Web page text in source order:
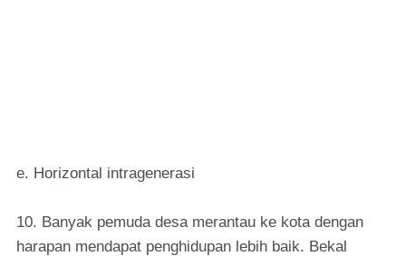
e. Horizontal intragenerasi
10. Banyak pemuda desa merantau ke kota dengan
harapan mendapat penghidupan lebih baik. Bekal